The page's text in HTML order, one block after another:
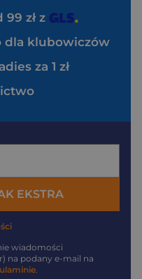
zł z
dla klubowiczów
za 1 zł
EKSTRA
wiadomości
na podany e-mail na